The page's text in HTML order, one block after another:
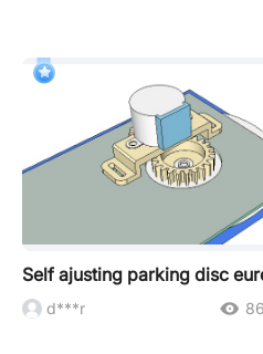
Self ajusting parking disc
d***r